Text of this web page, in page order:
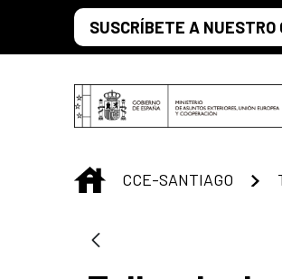
Saltar al contenido principal
SUSCRÍBETE A
INICIO
CCE-SANTIAGO